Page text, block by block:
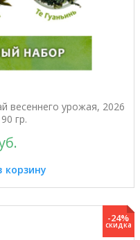
весеннего урожая, 2026
гр.
корзину
-24%
скидка